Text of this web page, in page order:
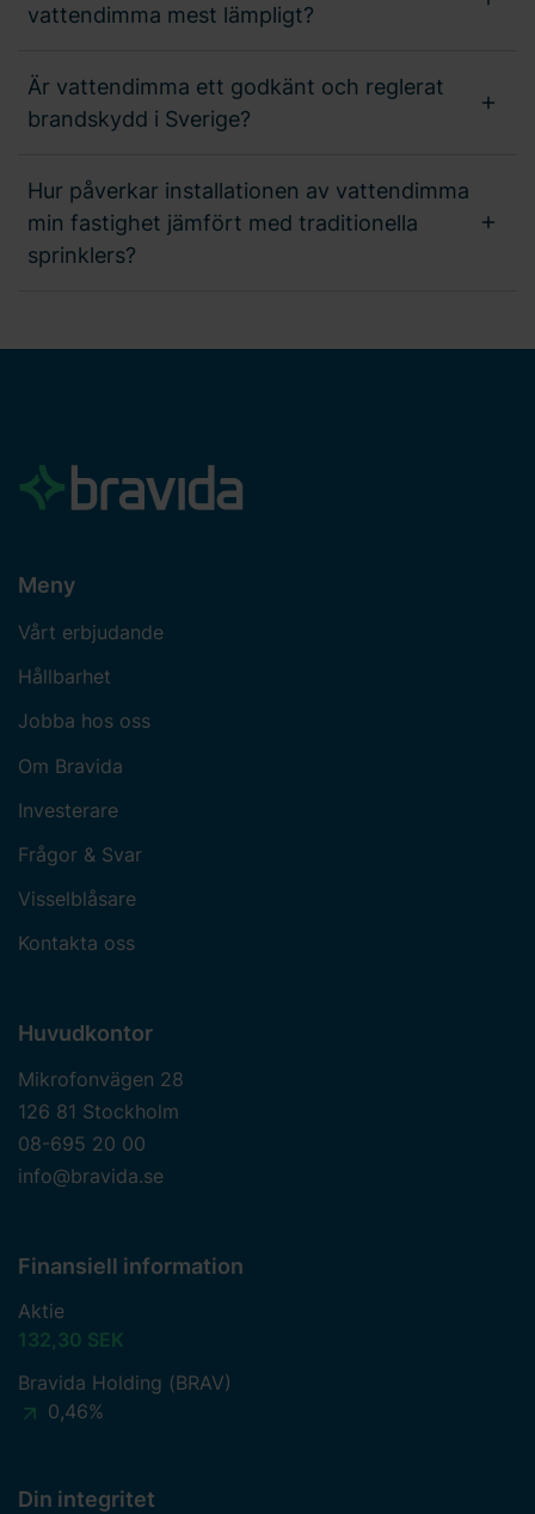
vattendimma mest lämpligt?
Är vattendimma ett godkänt och reglerat
brandskydd i Sverige?
Hur påverkar installationen av vattendimma
min fastighet jämfört med traditionella
sprinklers?
Meny
Vårt erbjudande
Hållbarhet
Jobba hos oss
Om Bravida
Investerare
Frågor & Svar
Visselblåsare
Kontakta oss
Huvudkontor
Mikrofonvägen 28
126 81 Stockholm
08-695 20 00
info@bravida.se
Finansiell information
Aktie
132,30 SEK
Bravida Holding (BRAV)
0,46%
Din integritet